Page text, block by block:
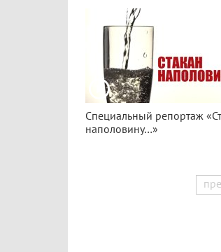
Специальный репортаж
наполовину…»